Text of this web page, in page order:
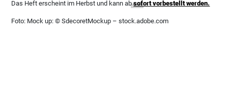
Das Heft erscheint im Herbst und kann absofort vorbestellt werden.
Foto: Mock up: © SdecoretMockup – stock.adobe.com